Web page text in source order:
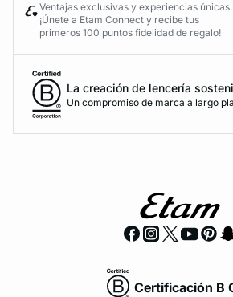
Ventajas exclusivas y experiencias únicas.
¡Únete a Etam Connect y recibe tus
primeros 100 puntos fidelidad de regalo!
La creación de lencería
Un compromiso de marca a largo
Certificación B